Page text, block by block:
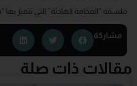
فلسفة “الفخامة الهادئة” التي تتميز بها
مشاركة
مقالات ذات صلة